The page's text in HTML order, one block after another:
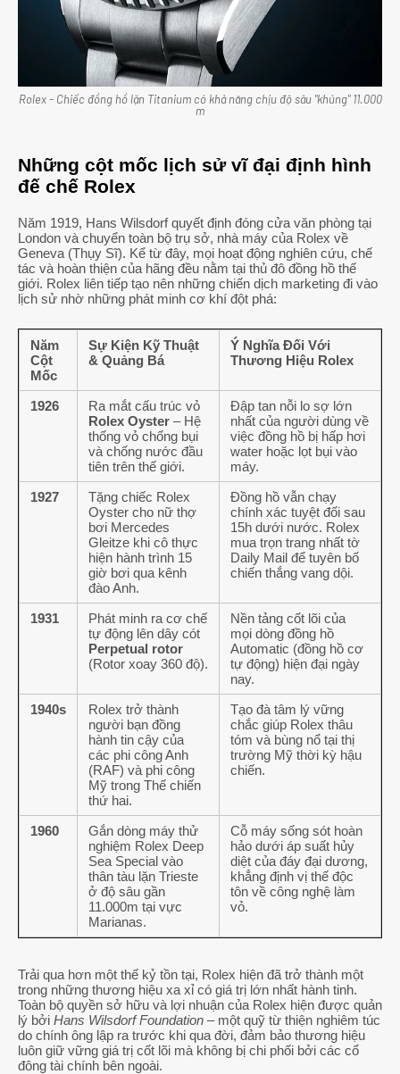
Rolex - Chiếc đồng hồ lặn Titanium có khả năng chịu độ sâu "khủng" 11.000
m
Những cột mốc lịch sử vĩ đại định hình
đế chế Rolex
Năm 1919, Hans Wilsdorf quyết định đóng cửa văn phòng tại
London và chuyển toàn bộ trụ sở, nhà máy của Rolex về
Geneva (Thụy Sĩ). Kể từ đây, mọi hoạt động nghiên cứu, chế
tác và hoàn thiện của hãng đều nằm tại thủ đô đồng hồ thế
giới. Rolex liên tiếp tạo nên những chiến dịch marketing đi vào
lịch sử nhờ những phát minh cơ khí đột phá:
Năm
Cột
Mốc
Sự Kiện Kỹ Thuật
& Quảng Bá
Ý Nghĩa Đối Với
Thương Hiệu Rolex
1926
Ra mắt cấu trúc vỏ
Rolex Oyster – Hệ
thống vỏ chống bụi
và chống nước đầu
tiên trên thế giới.
Đập tan nỗi lo sợ lớn
nhất của người dùng về
việc đồng hồ bị hấp hơi
water hoặc lọt bụi vào
máy.
1927
Tặng chiếc Rolex
Oyster cho nữ thợ
bơi Mercedes
Gleitze khi cô thực
hiện hành trình 15
giờ bơi qua kênh
đào Anh.
Đồng hồ vẫn chạy
chính xác tuyệt đối sau
15h dưới nước. Rolex
mua trọn trang nhất tờ
Daily Mail để tuyên bố
chiến thắng vang dội.
1931
Phát minh ra cơ chế
tự động lên dây cót
Perpetual rotor
(Rotor xoay 360 độ).
Nền tảng cốt lõi của
mọi dòng đồng hồ
Automatic (đồng hồ cơ
tự động) hiện đại ngày
nay.
1940s
Rolex trở thành
người bạn đồng
hành tin cậy của
các phi công Anh
(RAF) và phi công
Mỹ trong Thế chiến
thứ hai.
Tạo đà tâm lý vững
chắc giúp Rolex thâu
tóm và bùng nổ tại thị
trường Mỹ thời kỳ hậu
chiến.
1960
Gắn dòng máy thử
nghiệm Rolex Deep
Sea Special vào
thân tàu lặn Trieste
ở độ sâu gần
11.000m tại vực
Marianas.
Cỗ máy sống sót hoàn
hảo dưới áp suất hủy
diệt của đáy đại dương,
khẳng định vị thế độc
tôn về công nghệ làm
vỏ.
Trải qua hơn một thế kỷ tồn tại, Rolex hiện đã trở thành một
trong những thương hiệu xa xỉ có giá trị lớn nhất hành tinh.
Toàn bộ quyền sở hữu và lợi nhuận của Rolex hiện được quản
lý bởi Hans Wilsdorf Foundation – một quỹ từ thiện nghiêm túc
do chính ông lập ra trước khi qua đời, đảm bảo thương hiệu
luôn giữ vững giá trị cốt lõi mà không bị chi phối bởi các cổ
đông tài chính bên ngoài.